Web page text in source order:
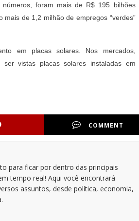
foram mais de R$ 195 bilhões
de 1,2 milhão de empregos “verdes”
em placas solares. Nos mercados,
vistas placas solares instaladas em
COMMENT
para ficar por dentro das principais
tempo real! Aqui você encontrará
assuntos, desde política, economia,